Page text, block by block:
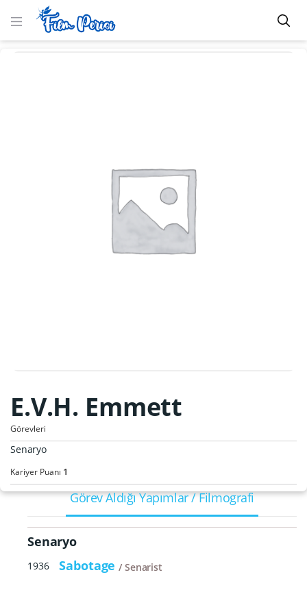
E.V.H. Emmett
Görevleri
Senaryo
Kariyer Puanı 1
Görev Aldığı Yapımlar / Filmografi
Senaryo
1936 Sabotage Senarist